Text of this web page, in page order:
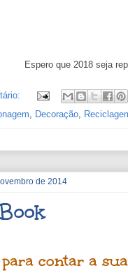
Espero que 2018 seja
Decoração
de 2014
contar a sua